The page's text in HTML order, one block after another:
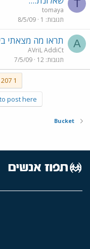
T
tomaya
תגובות 1
8/5/09
A תראו מה מצאתי
AVriL AddiCt
תגובות 12
7/5/09
1 of 207
post here.
Bucket